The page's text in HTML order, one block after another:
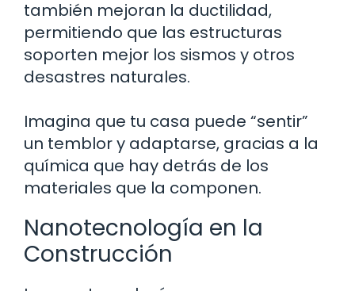
también mejoran la ductilidad,
permitiendo que las estructuras
soporten mejor los sismos y otros
desastres naturales.
Imagina que tu casa puede “sentir”
un temblor y adaptarse, gracias a la
química que hay detrás de los
materiales que la componen.
Nanotecnología en la
Construcción